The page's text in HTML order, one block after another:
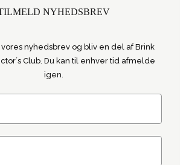
NYHEDSBREV
nyhedsbrev og bliv en del af Brink
Club. Du kan til enhver tid afmelde
igen.